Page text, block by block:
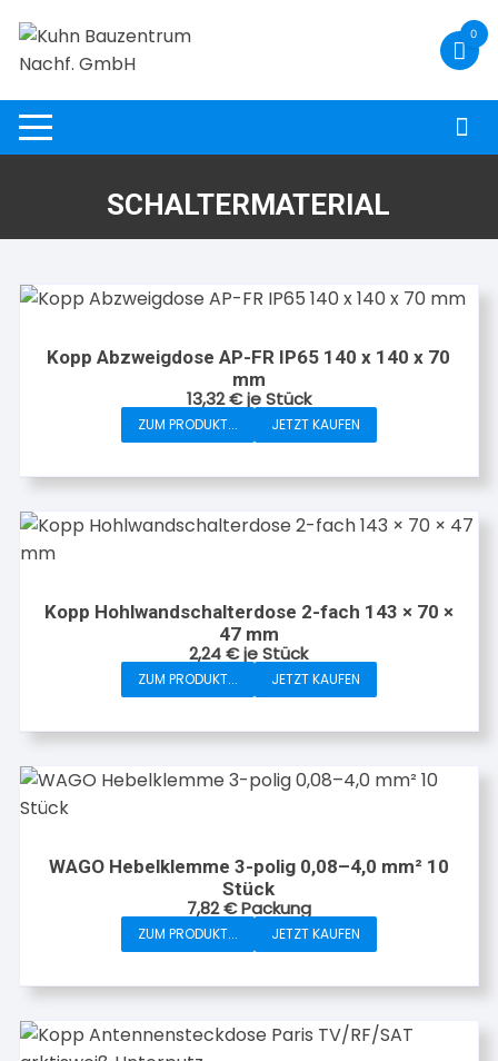
Inhalt
springen
0
SCHALTERMATERIAL
Kopp Abzweigdose AP-FR IP65 140 x 140 x 70
mm
13,32€je Stück
ZUM PRODUKT... JETZT KAUFEN
Kopp Hohlwandschalterdose 2-fach 143 × 70 ×
47 mm
2,24€je Stück
ZUM PRODUKT... JETZT KAUFEN
WAGO Hebelklemme 3-polig 0,08–4,0 mm² 10
Stück
7,82€Packung
ZUM PRODUKT... JETZT KAUFEN